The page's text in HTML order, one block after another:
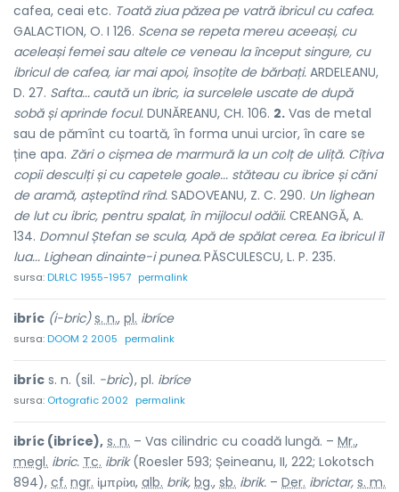
cafea, ceai etc. Toată ziua păzea pe vatră ibricul cu cafea.
GALACTION, O. I 126. Scena se repeta mereu aceeași, cu
aceleași femei sau altele ce veneau la început singure, cu
ibricul de cafea, iar mai apoi, însoțite de bărbați. ARDELEANU,
D. 27. Safta... caută un ibric, ia surcelele uscate de după
sobă și aprinde focul. DUNĂREANU, CH. 106. 2. Vas de metal
sau de pămînt cu toartă, în forma unui urcior, în care se
ține apa. Zări o cișmea de marmură la un colț de uliță. Cîțiva
copii desculți și cu capetele goale... stăteau cu ibrice și căni
de aramă, așteptînd rînd. SADOVEANU, Z. C. 290. Un lighean
de lut cu ibric, pentru spalat, în mijlocul odăii. CREANGĂ, A.
134. Domnul Ștefan se scula, Apă de spălat cerea. Ea ibricul îl
lua... Lighean dinainte-i punea.PĂSCULESCU, L. P. 235.
sursa:DLRLC 1955-1957 permalink
ibríc (i-bric) s. n., pl. ibríce
sursa:DOOM 2 2005 permalink
ibríc s. n. (sil. -bric), pl. ibríce
sursa: Ortografic 2002 permalink
ibríc (ibríce), s. n. – Vas cilindric cu coadă lungă. – Mr.,
megl. ibric. Tc. ibrik(Roesler 593; Șeineanu, II, 222; Lokotsch
894), cf. ngr. ἰμπρίϰι, alb. brik, bg., sb. ibrik. – Der. ibrictar, s. m.